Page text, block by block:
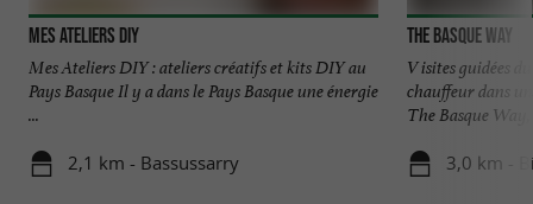
Mes Ateliers DIY
Mes Ateliers DIY : ateliers créatifs et kits DIY au
Pays Basque Il y a dans le Pays Basque une énergie
...
2,1 km - Bassussarry
The Basque Way
V isites guidées
chauffeur dans
The Basque Way,
3,0 km -